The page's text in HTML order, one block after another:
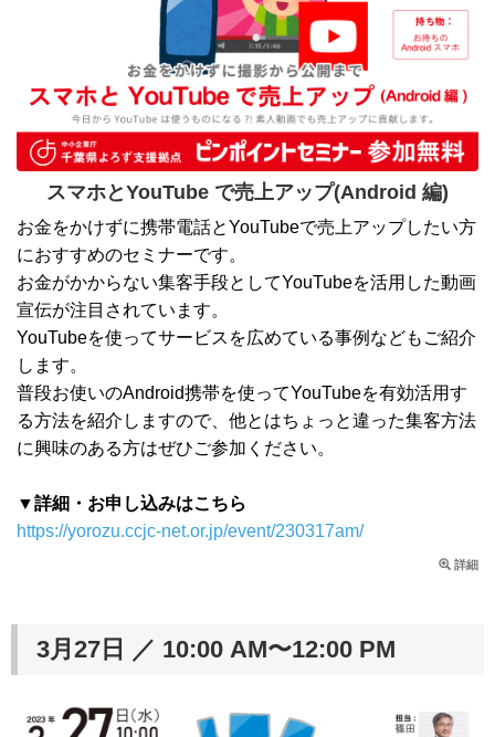
スマホとYouTube で売上アップ(Android 編)
お金をかけずに携帯電話とYouTubeで売上アップしたい方
におすすめのセミナーです。
お金がかからない集客手段としてYouTubeを活用した動画
宣伝が注目されています。
YouTubeを使ってサービスを広めている事例などもご紹介
します。
普段お使いのAndroid携帯を使ってYouTubeを有効活用す
る方法を紹介しますので、他とはちょっと違った集客方法
に興味のある方はぜひご参加ください。
▼詳細・お申し込みはこちら
https://yorozu.ccjc-net.or.jp/event/230317am/
詳細
3月27日 ／ 10:00 AM〜12:00 PM